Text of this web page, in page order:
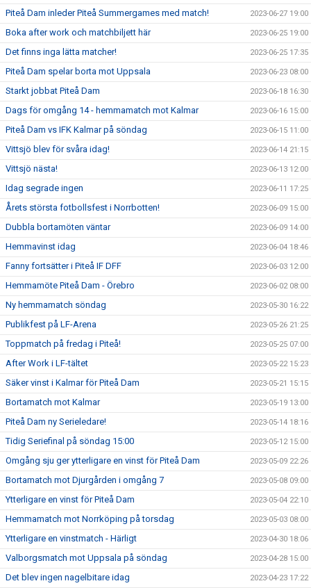
Piteå Dam inleder Piteå Summergames med match! 2023-06-27 19:00
Boka after work och matchbiljett här 2023-06-25 19:00
Det finns inga lätta matcher! 2023-06-25 17:35
Piteå Dam spelar borta mot Uppsala 2023-06-23 08:00
Starkt jobbat Piteå Dam 2023-06-18 16:30
Dags för omgång 14 - hemmamatch mot Kalmar 2023-06-16 15:00
Piteå Dam vs IFK Kalmar på söndag 2023-06-15 11:00
Vittsjö blev för svåra idag! 2023-06-14 21:15
Vittsjö nästa! 2023-06-13 12:00
Idag segrade ingen 2023-06-11 17:25
Årets största fotbollsfest i Norrbotten! 2023-06-09 15:00
Dubbla bortamöten väntar 2023-06-09 14:00
Hemmavinst idag 2023-06-04 18:46
Fanny fortsätter i Piteå IF DFF 2023-06-03 12:00
Hemmamöte Piteå Dam - Örebro 2023-06-02 08:00
Ny hemmamatch söndag 2023-05-30 16:22
Publikfest på LF-Arena 2023-05-26 21:25
Toppmatch på fredag i Piteå! 2023-05-25 07:00
After Work i LF-tältet 2023-05-22 15:23
Säker vinst i Kalmar för Piteå Dam 2023-05-21 15:15
Bortamatch mot Kalmar 2023-05-19 13:00
Piteå Dam ny Serieledare! 2023-05-14 18:16
Tidig Seriefinal på söndag 15:00 2023-05-12 15:00
Omgång sju ger ytterligare en vinst för Piteå Dam 2023-05-09 22:26
Bortamatch mot Djurgården i omgång 7 2023-05-08 09:00
Ytterligare en vinst för Piteå Dam 2023-05-04 22:10
Hemmamatch mot Norrköping på torsdag 2023-05-03 08:00
Ytterligare en vinstmatch - Härligt 2023-04-30 18:06
Valborgsmatch mot Uppsala på söndag 2023-04-28 15:00
Det blev ingen nagelbitare idag 2023-04-23 17:22